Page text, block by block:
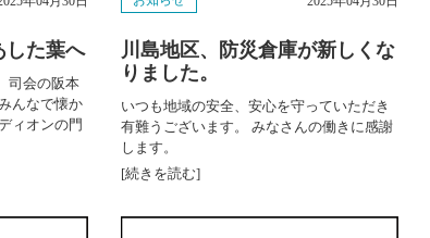
した葉へ
司会の阪本
んなで懐か
ィオンの門
川島地区、防災倉庫が新しくな
りました。
いつも地域の安全、安心を守っていただき
有難うございます。 みなさんの働きに感謝
します。
[続きを読む]